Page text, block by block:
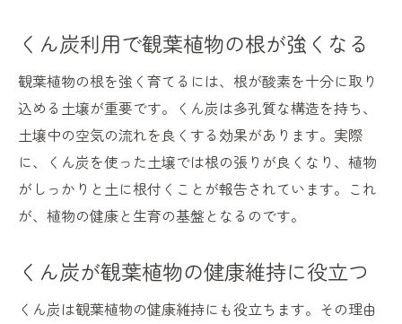
くん炭利用で観葉植物の根が強くなる
観葉植物の根を強く育てるには、根が酸素を十分に取り
込める土壌が重要です。くん炭は多孔質な構造を持ち、
土壌中の空気の流れを良くする効果があります。実際
に、くん炭を使った土壌では根の張りが良くなり、植物
がしっかりと土に根付くことが報告されています。これ
が、植物の健康と生育の基盤となるのです。
くん炭が観葉植物の健康維持に役立つ
くん炭は観葉植物の健康維持にも役立ちます。その理由